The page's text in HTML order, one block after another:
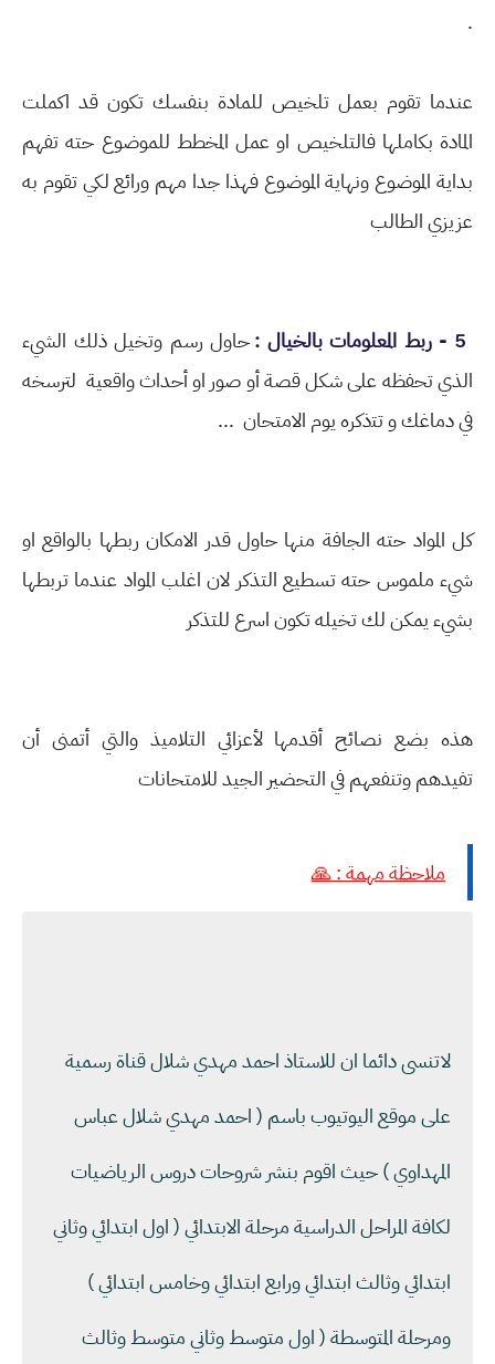
.
عندما تقوم بعمل تلخيص للمادة بنفسك تكون قد اكملت
المادة بكاملها فالتلخيص او عمل المخطط للموضوع حته تفهم
بداية الموضوع ونهاية الموضوع فهذا جدا مهم ورائع لكي تقوم به
عزيزي الطالب
ﺣﺎﻭﻝ رﺳﻢ ﻭﺗﺨﻴﻞ ذلك الشيء
الذي تحفظه ﻋﻠﻰ ﺷﻜﻞ ﻗﺼﺔ أﻭ ﺻﻮﺭ ﺍﻭ أﺣﺪﺍﺙ ﻭﺍﻗﻌﻴﺔ لترسخه
في دﻣﺎﻏﻚ ﻭ ﺗﺘذكره يوم الامتحان ...
كل المواد حته الجافة منها حاول قدر الامكان ربطها بالواقع او
شيء ملموس حته تسطيع التذكر لان اغلب المواد عندما تربطها
بشيء يمكن لك تخيله تكون اسرع للتذكر
هذه بضع نصائح أقدمها لأعزائي التلاميذ والتي أتمنى أن
تفيدهم وتنفعهم في التحضير الجيد للامتحانات
ملاحظة مهمة : 🙏
لاتنسى دائما ان للاستاذ احمد مهدي شلال قناة رسمية
على موقع اليوتيوب باسم ( احمد مهدي شلال عباس
المهداوي ) حيث اقوم بنشر شروحات دروس الرياضيات
لكافة المراحل الدراسية مرحلة الابتدائي ( اول ابتدائي وثاني
ابتدائي وثالث ابتدائي ورابع ابتدائي وخامس ابتدائي )
ومرحلة المتوسطة ( اول متوسط وثاني متوسط وثالث